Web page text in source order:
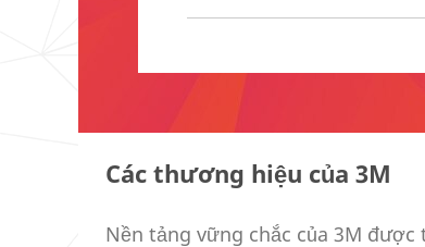
url**
ArchitecturalDesignProducts
https://www.3m.com/3M/
area
Personalization
url**
vn/
Các thương hiệu của 3M
Nền tảng vững chắc của 3M